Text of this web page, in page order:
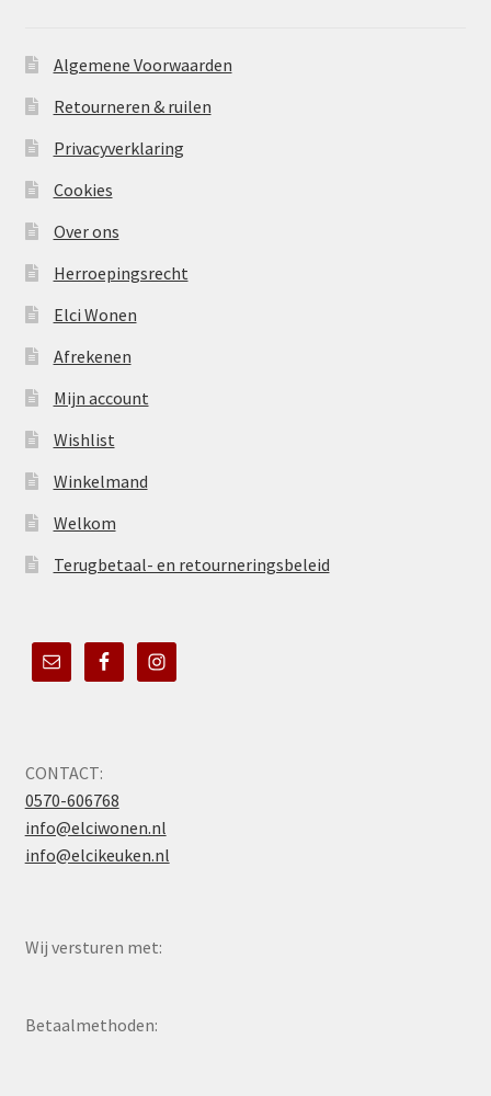
Algemene Voorwaarden
Retourneren & ruilen
Privacyverklaring
Cookies
Over ons
Herroepingsrecht
Elci Wonen
Afrekenen
Mijn account
Wishlist
Winkelmand
Welkom
Terugbetaal- en retourneringsbeleid
CONTACT:
0570-606768
info@elciwonen.nl
info@elcikeuken.nl
Wij versturen met:
Betaalmethoden: